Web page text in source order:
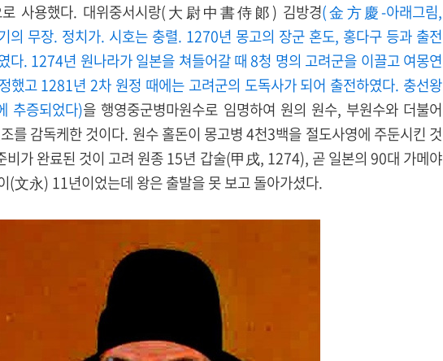
로 사용했다. 대위중서시랑(大尉中書侍郞) 김방경(金方慶-아래그림,
무장. 정치가. 시호는 충렬. 1270년 몽고의 장군 혼도, 홍다구 등과 출전
다. 1274년 원나라가 일본을 쳐들어갈 때 8청 명의 고려군을 이끌고 여몽연
했고 1281년 2차 원정 때에는 고려군의 도독사가 되어 출전하였다. 충선왕
추증되었다)을 행영중군병마원수로 임명하여 원의 원수, 부원수와 더불어
를 감독케한 것이다. 원수 홀돈이 몽고병 4천3백을 절도사영에 주둔시킨 것
비가 완료된 것이 고려 원종 15년 갑술(甲戌, 1274), 곧 일본의 90대 가메야
(文永) 11년이었는데 왕은 출발을 못 보고 돌아가셨다.